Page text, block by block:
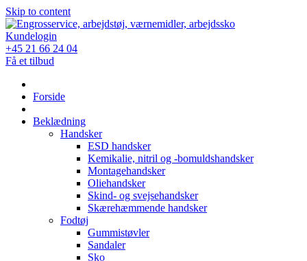
Skip to content
Kundelogin
+45 21 66 24 04
Få et tilbud
Forside
Beklædning
Handsker
ESD handsker
Kemikalie, nitril og -bomuldshandsker
Montagehandsker
Oliehandsker
Skind- og svejsehandsker
Skærehæmmende handsker
Fodtøj
Gummistøvler
Sandaler
Sko